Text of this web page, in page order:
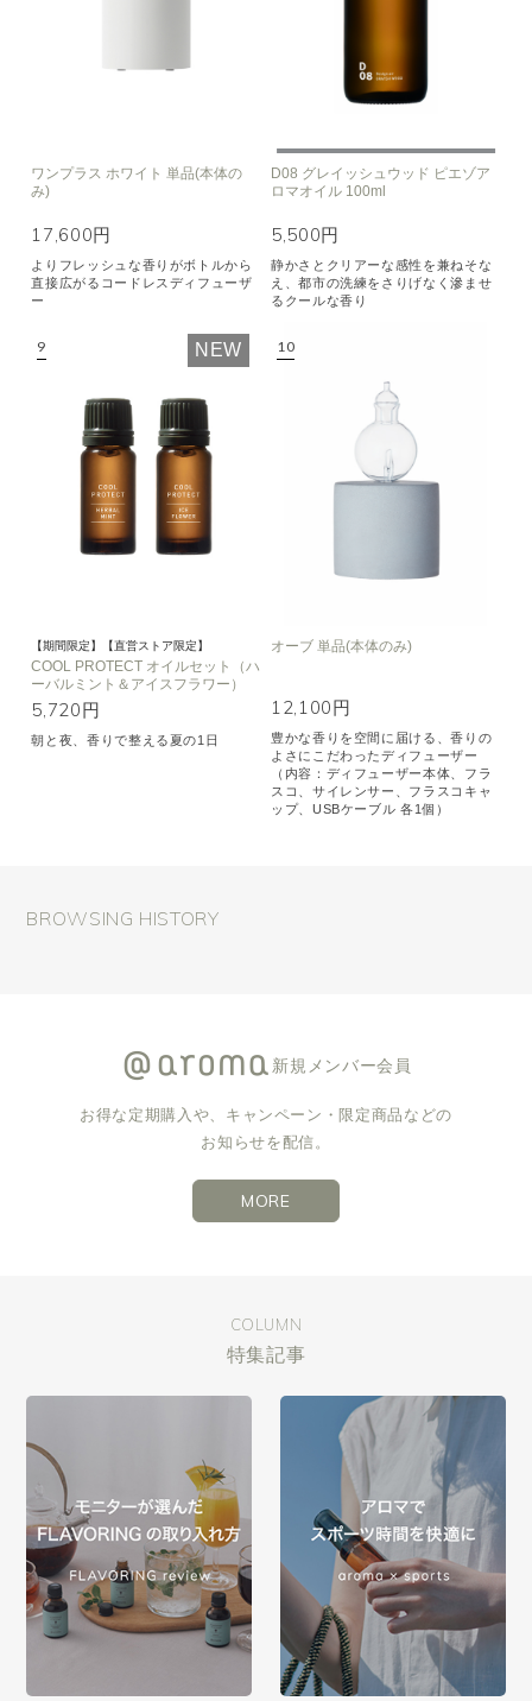
ワンプラス ホワイト 単品(本体の
み)
17,600円
よりフレッシュな香りがボトルから
直接広がるコードレスディフューザ
ー
D08 グレイッシュウッド ピエゾア
ロマオイル 100ml
5,500円
静かさとクリアーな感性を兼ねそな
え、都市の洗練をさりげなく滲ませ
るクールな香り
NEW
【期間限定】【直営ストア限定】
COOL PROTECT オイルセット（ハ
ーバルミント＆アイスフラワー）
5,720円
朝と夜、香りで整える夏の1日
オーブ 単品(本体のみ)
12,100円
豊かな香りを空間に届ける、香りの
よさにこだわったディフューザー
（内容：ディフューザー本体、フラ
スコ、サイレンサー、フラスコキャ
ップ、USBケーブル 各1個）
BROWSING HISTORY
新規メンバー会員
お得な定期購入や、キャンペーン・限定商品などの
お知らせを配信。
MORE
COLUMN
特集記事